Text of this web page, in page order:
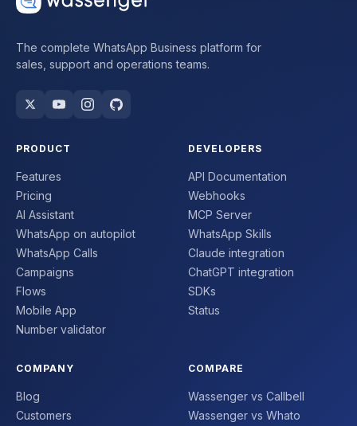
The complete WhatsApp Business platform for
sales, support and operations teams.
PRODUCT
Features
Pricing
AI Assistant
WhatsApp on autopilot
WhatsApp Calls
Campaigns
Flows
Mobile App
Number validator
DEVELOPERS
API Documentation
Webhooks
MCP Server
WhatsApp Skills
Claude integration
ChatGPT integration
SDKs
Status
COMPANY
Blog
Customers
COMPARE
Wassenger vs Callbell
Wassenger vs Whato